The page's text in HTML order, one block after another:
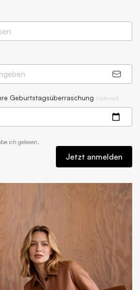
Geburtstagsüberraschung (optional)
ich gelesen.
Jetzt anmelden